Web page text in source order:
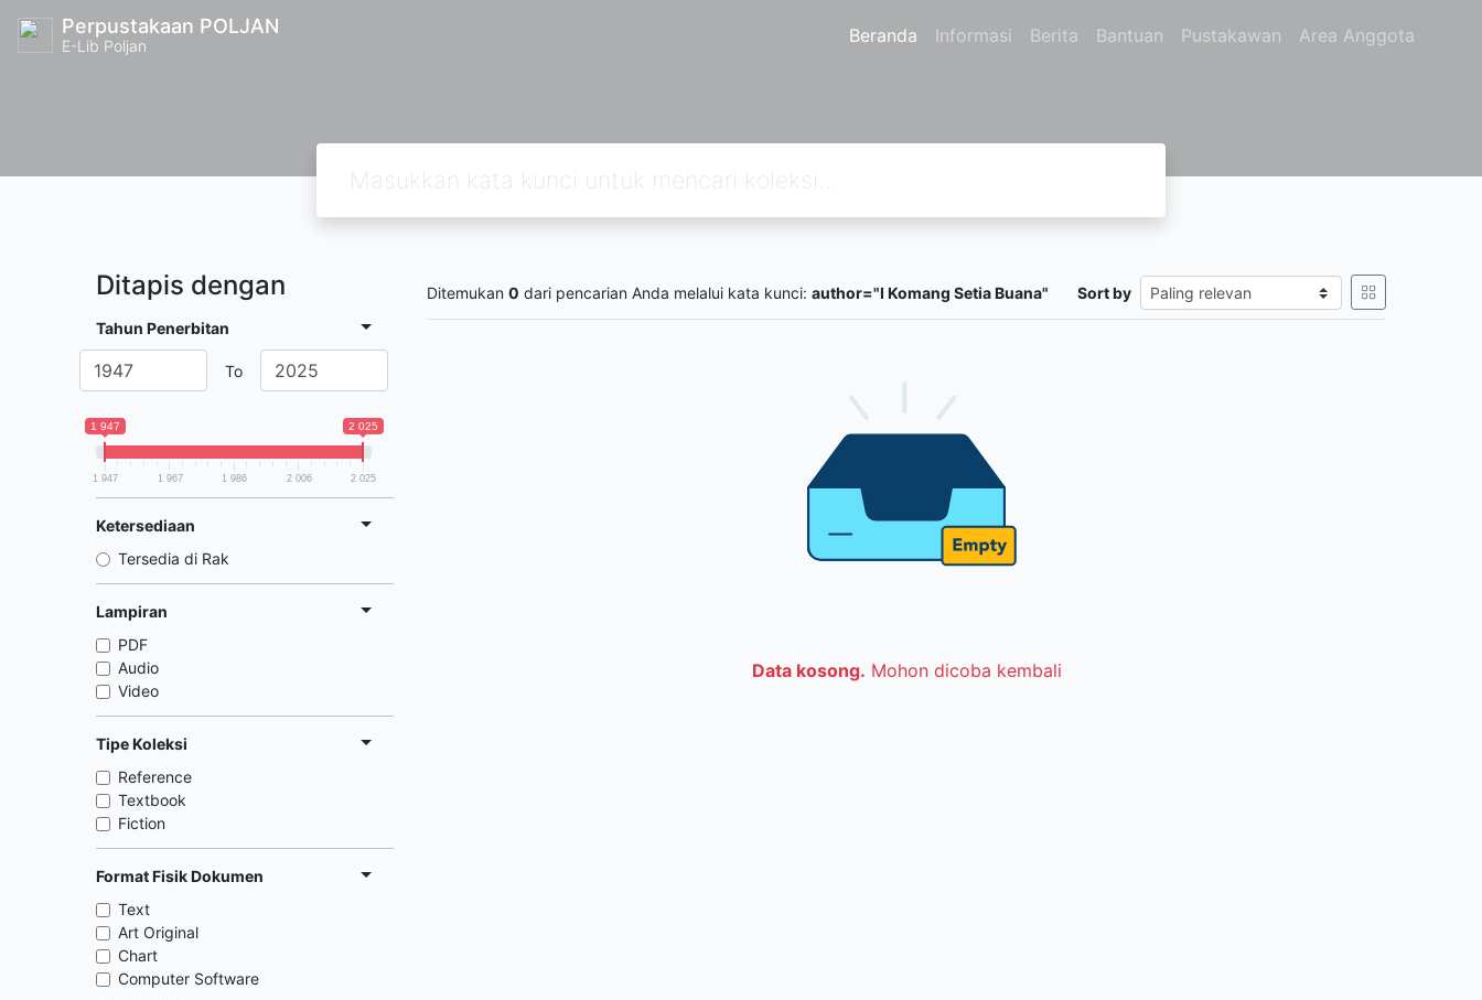
Perpustakaan POLJAN
E-Lib Poljan Beranda Informasi Berita Bantuan Pustakawan Area Anggota
Ditapis dengan
Tahun Penerbitan
To
1 947 2 025
1 947 1 967 1 986 2 006 2 025
Ketersediaan
Tersedia di Rak
Lampiran
PDF
Audio
Video
Tipe Koleksi
Reference
Textbook
Fiction
Format Fisik Dokumen
Text
Art Original
Chart
Computer Software
Ditemukan 0 dari pencarian Anda melalui kata kunci: author="I Komang Setia Buana" Sort by
Data kosong. Mohon dicoba kembali